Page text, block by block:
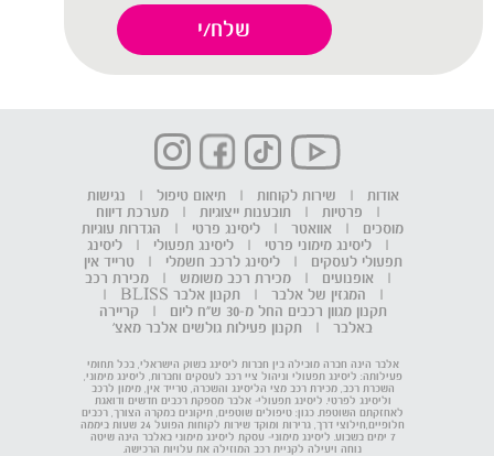
אודות | שירות לקוחות | תיאום טיפול |
נגישות
|
פרטיות | תובענות ייצוגיות |
מערכת דיווח
מוסכים
| אוואטר | ליסינג פרטי |
הגדרות עוגיות
|
ליסינג מימוני פרטי | ליסינג תפעולי |
ליסינג
תפעולי לעסקים
| ליסינג לרכב חשמלי |
טרייד אין
|
אופנועים | מכירת רכב משומש |
מכירת רכב
|
המגזין של אלבר | תקנון אלבר BLISS
|
תקנון מגוון רכבים החל מ-30 ש"ח ליום
|
קריירה
באלבר
| תקנון פעילות גולשים אלבר מאצ'
אלבר הינה חברה מובילה בין חברות ליסינג בשוק הישראלי, בכל תחומי
פעילותה: ליסינג תפעולי וניהול ציי רכב לעסקים וחברות, ליסינג מימוני,
השכרת רכב, מכירת רכב מצי הליסינג והשכרה, טרייד אין, מימון לרכב
וליסינג לפרטי. ליסינג תפעולי- אלבר מספקת רכבים חדשים ודואגת
לאחזקתם השוטפת. כגון: טיפולים שוטפים, תיקונים במקרה הצורך, רכבים
חלופיים,חילוצי דרך, גרירות ומוקד שירות לקוחות הפועל 24 שעות ביממה
7 ימים בשבוע. ליסינג מימוני- עסקת ליסינג מימוני באלבר הינה שיטה
נוחה ויעילה לקניית רכב המוזילה את עלויות הרכישה.